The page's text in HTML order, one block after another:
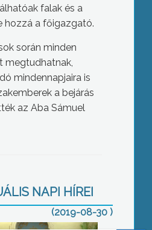
falak és a
hozzá a főigazgató.
során minden
megtudhatnak,
mindennapjaira is
a bejárás
az Aba Sámuel
NAPI HÍREI
(2019-08-30 )